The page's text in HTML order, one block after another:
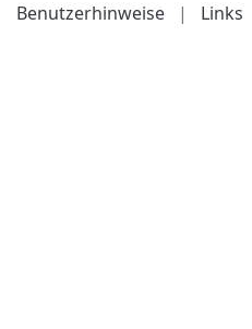
Benutzerhinweise
| Links